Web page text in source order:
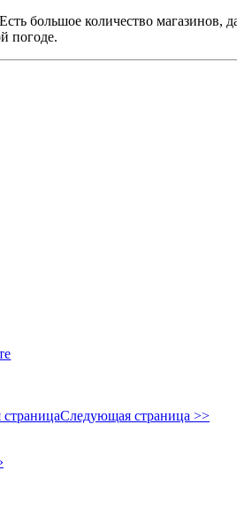
большое количество магазинов,
погоде.
Следующая страница >>